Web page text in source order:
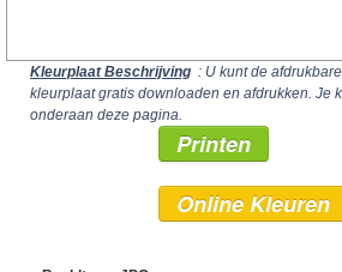
Kleurplaat Beschrijving : U kunt de
kleurplaat gratis downloaden en afdrukken. Je
onderaan deze pagina.
Printen
Online Kleuren